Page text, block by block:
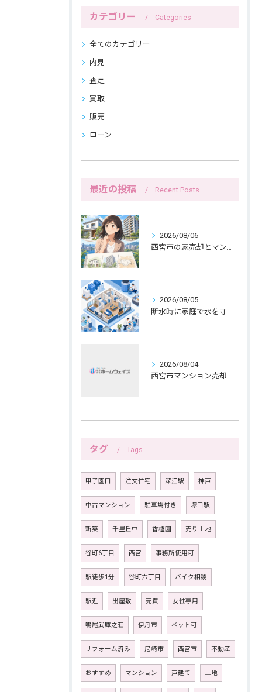
カテゴリー Categories
全てのカテゴリー
内見
査定
買取
販売
ローン
最近の投稿 Recent Posts
2026/08/06
2026/08/05
2026/08/04
タグ Tags
甲子園口 注文住宅 深江駅 神戸
中古マンション 駐車場付き 塚口駅
新築 千里丘中 香櫨園 売り土地
谷町6丁目 西宮 事務所使用可
駅徒歩1分 谷町六丁目 バイク相談
駅近 出屋敷 売買 女性専用
鳴尾武庫之荘 伊丹市 ペット可
リフォーム済み 尼崎市 西宮市 不動産
おすすめ マンション 戸建て 土地